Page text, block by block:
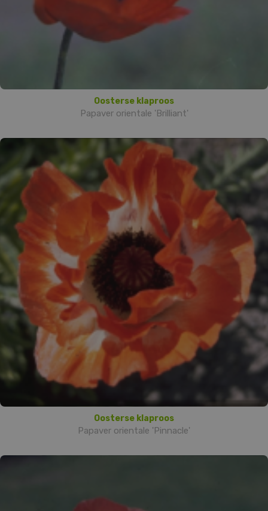
Oosterse klaproos
Papaver orientale 'Brilliant'
Oosterse klaproos
Papaver orientale 'Pinnacle'